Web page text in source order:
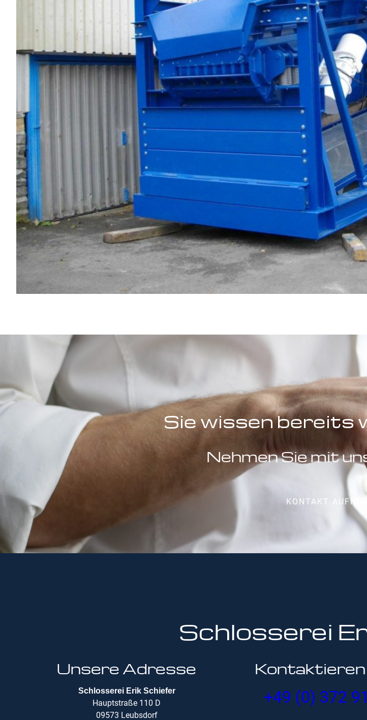
Sie wissen bereits
Nehmen Sie mit
KONTAKT
Schlosserei
Unsere Adresse
Schlosserei Erik Schiefer
Hauptstraße 110 D
09573 Leubsdorf
Kontaktieren
+49 (0) 372